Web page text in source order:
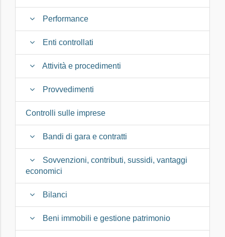
Performance
Enti controllati
Attività e procedimenti
Provvedimenti
Controlli sulle imprese
Bandi di gara e contratti
Sovvenzioni, contributi, sussidi, vantaggi
economici
Bilanci
Beni immobili e gestione patrimonio